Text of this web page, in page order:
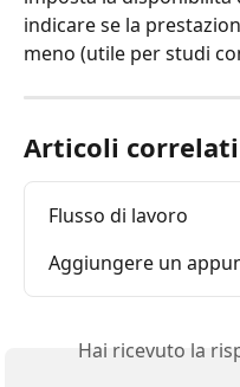
indicare se la
meno (utile per studi
Articoli correlati
Flusso di lavoro
Aggiungere un
Hai ricevuto la